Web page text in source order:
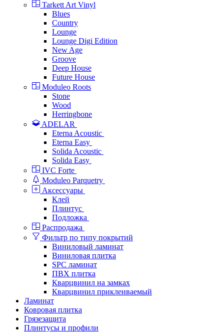
Tarkett Art Vinyl
Blues
Country
Lounge
Lounge Digi Edition
New Age
Groove
Deep House
Future House
Moduleo Roots
Stone
Wood
Herringbone
ADELAR
Eterna Acoustic
Eterna Easy
Solida Acoustic
Solida Easy
IVC Forte
Moduleo Parquetry
Аксессуары
Клей
Плинтус
Подложка
Распродажа
Фильтр по типу покрытий
Виниловый ламинат
Виниловая плитка
SPC ламинат
ПВХ плитка
Кварцвинил на замках
Кварцвинил приклеиваемый
Ламинат
Ковровая плитка
Грязезащита
Плинтусы и профили